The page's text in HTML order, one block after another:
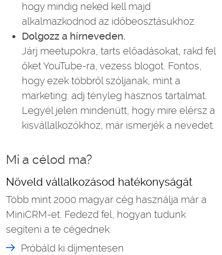
hogy mindig neked kell majd
alkalmazkodnod az időbeosztásukhoz.
Dolgozz a hírneveden.
Járj meetupokra, tarts előadásokat, rakd fel
őket YouTube-ra, vezess blogot. Fontos,
hogy ezek többről szóljanak, mint a
marketing: adj tényleg hasznos tartalmat.
Legyél jelen mindenütt, hogy mire elérsz a
kisvállalkozókhoz, már ismerjék a nevedet.
Mi a célod ma?
Növeld vállalkozásod hatékonyságát
Több mint 2000 magyar cég használja már a
MiniCRM-et. Fedezd fel, hogyan tudunk
segíteni a te cégednek:
Próbáld ki díjmentesen